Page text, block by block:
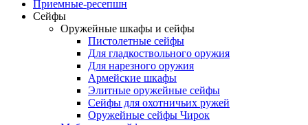
Приемные-ресепшн
Сейфы
Оружейные шкафы и сейфы
Пистолетные сейфы
Для гладкоствольного оружия
Для нарезного оружия
Армейские шкафы
Элитные оружейные сейфы
Сейфы для охотничьих ружей
Оружейные сейфы Чирок